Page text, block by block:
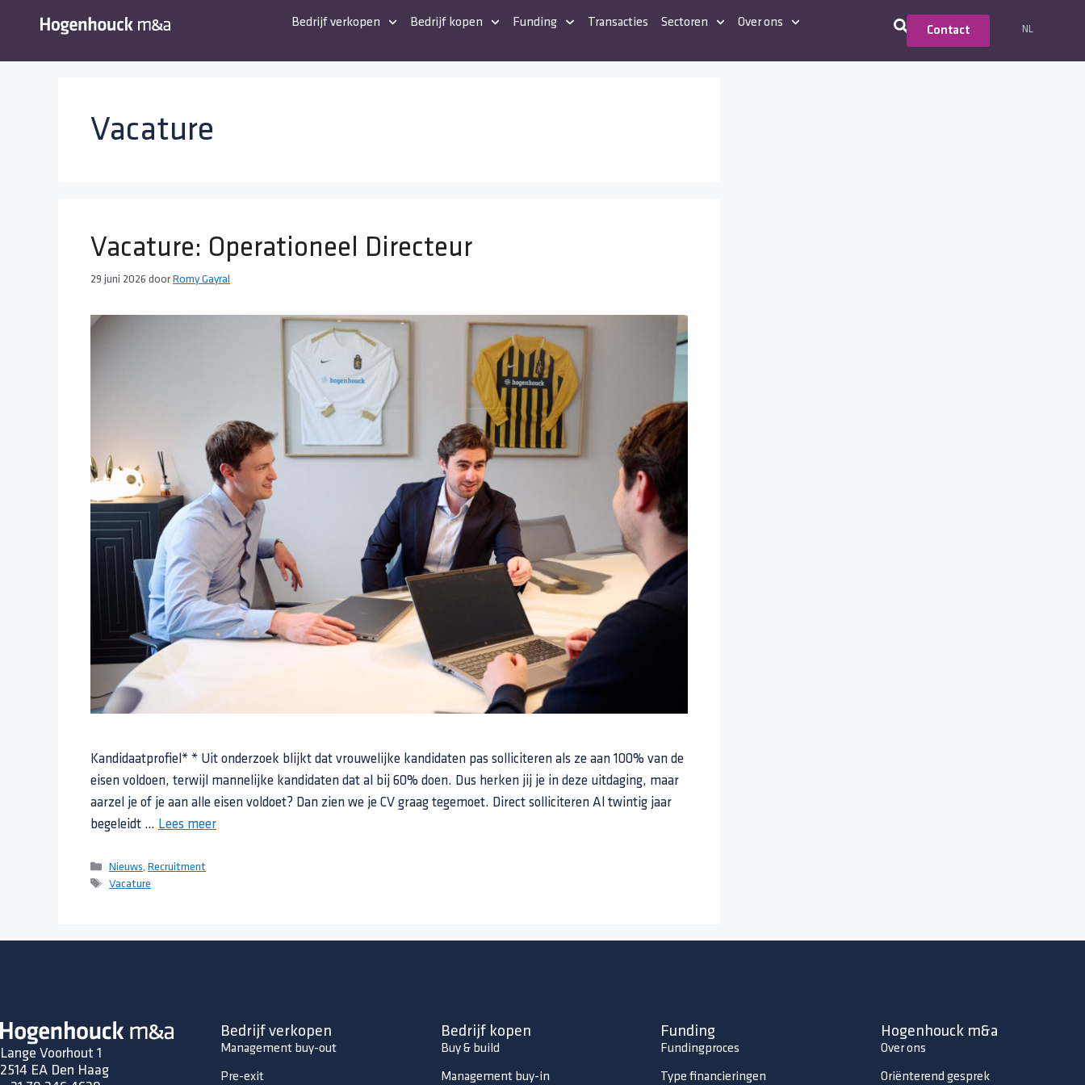
Bedrijf verkopen Bedrijf kopen Funding Transacties Sectoren Over ons
Contact NL
Vacature
Vacature: Operationeel Directeur
29 juni 2026 doorRomy Gayral
Kandidaatprofiel* * Uit onderzoek blijkt dat vrouwelijke kandidaten pas solliciteren als ze aan 100% van de
eisen voldoen, terwijl mannelijke kandidaten dat al bij 60% doen. Dus herken jij je in deze uitdaging, maar
aarzel je of je aan alle eisen voldoet? Dan zien we je CV graag tegemoet. Direct solliciteren Al twintig jaar
begeleidt … Lees meer
Nieuws,Recruitment
Vacature
Lange Voorhout 1
2514 EA Den Haag
Bedrijf verkopen
Management buy-out
Pre-exit
Bedrijf kopen
Buy & build
Management buy-in
Funding
Fundingproces
Type financieringen
Hogenhouck m&a
Over ons
Oriënterend gesprek